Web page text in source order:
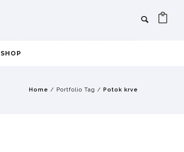
SHOP
Home / Portfolio Tag / Potok krve